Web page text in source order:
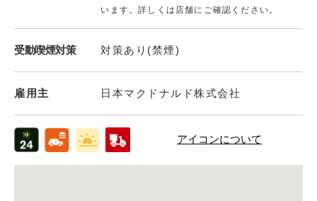
います。詳しくは店舗にご確認ください。
受動喫煙対策 対策あり(禁煙)
雇用主 日本マクドナルド株式会社
アイコンについて